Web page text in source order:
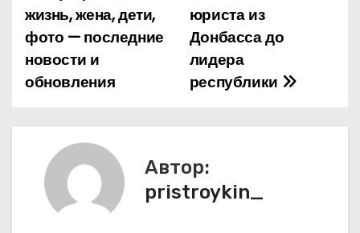
в
и
г
а
юриста из
Донбасса до
лидера
республики
жизнь, жена, дети,
фото — последние
новости и
обновления
Автор:
pristroykin_